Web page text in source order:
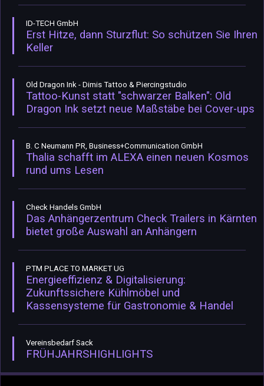
ID-TECH GmbH
Erst Hitze, dann Sturzflut: So schützen Sie Ihren
Keller
Old Dragon Ink - Dimis Tattoo & Piercingstudio
Tattoo-Kunst statt "schwarzer Balken": Old
Dragon Ink setzt neue Maßstäbe bei Cover-ups
B. C Neumann PR, Business+Communication GmbH
Thalia schafft im ALEXA einen neuen Kosmos
rund ums Lesen
Check Handels GmbH
Das Anhängerzentrum Check Trailers in Kärnten
bietet große Auswahl an Anhängern
PTM PLACE TO MARKET UG
Energieeffizienz & Digitalisierung:
Zukunftssichere Kühlmöbel und
Kassensysteme für Gastronomie & Handel
Vereinsbedarf Sack
FRÜHJAHRSHIGHLIGHTS